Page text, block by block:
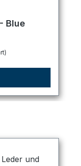
4.8 von 5
Blue